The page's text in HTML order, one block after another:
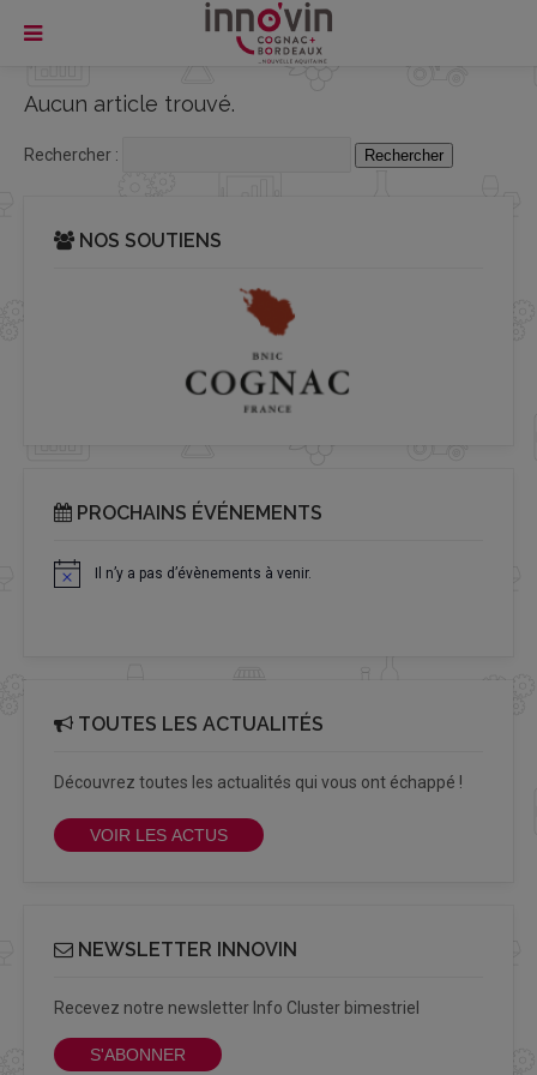
Aucun article trouvé.
Rechercher :
NOS SOUTIENS
PROCHAINS ÉVÉNEMENTS
Notice Il n’y a pas d’évènements à venir.
TOUTES LES ACTUALITÉS
Découvrez toutes les actualités qui vous ont échappé !
VOIR LES ACTUS
NEWSLETTER INNOVIN
Recevez notre newsletter Info Cluster bimestriel
S'ABONNER